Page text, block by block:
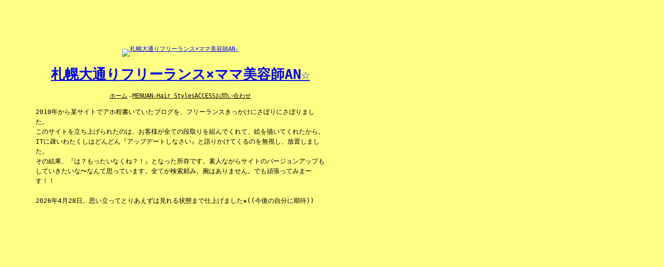
札幌大通りフリーランス×ママ美容師AN☆
ホーム MENUAN☆Hair StylesACCESSお問い合わせ
2010年から某サイトでアホ程書いていたブログを、フリーランスきっかけにさぼりにさぼりまし
た。
このサイトを立ち上げられたのは、お客様が全ての段取りを組んでくれて、絵を描いてくれたから。
ITに疎いわたくしはどんどん『アップデートしなさい』と語りかけてくるのを無視し、放置しまし
た。
その結果、『は？もったいなくね？！』となった所存です。素人ながらサイトのバージョンアップも
していきたいな〜なんて思っています。全てが検索頼み。腕はありません。でも頑張ってみまー
す！！
2026年4月28日。思い立ってとりあえずは見れる状態まで仕上げました★((今後の自分に期待))